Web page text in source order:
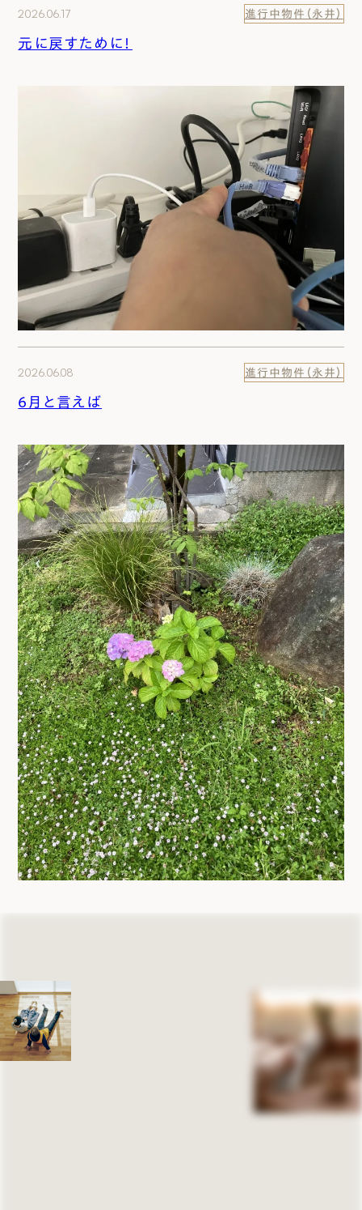
2026.06.17 進行中物件（永井）
元に戻すために！
2026.06.08 進行中物件（永井）
6月と言えば